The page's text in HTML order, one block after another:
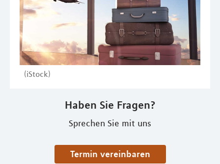
(iStock)
Haben Sie Fragen?
Sprechen Sie mit uns
Termin vereinbaren